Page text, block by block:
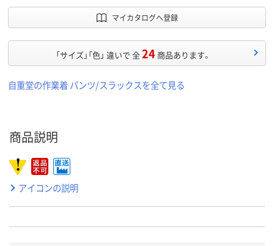
マイカタログへ登録
「サイズ」「色」 違いで 全24 商品あります。
自重堂の作業着 パンツ/スラックスを全て見る
商品説明
アイコンの説明